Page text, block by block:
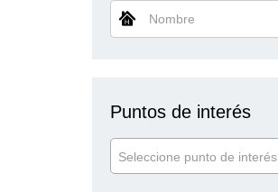
Nombre
Puntos de interés
Seleccione punto de interés